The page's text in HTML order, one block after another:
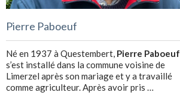
Pierre Paboeuf
Né en 1937 à Questembert, Pierre Paboeuf
s’est installé dans la commune voisine de
Limerzel après son mariage et y a travaillé
comme agriculteur. Après avoir pris …